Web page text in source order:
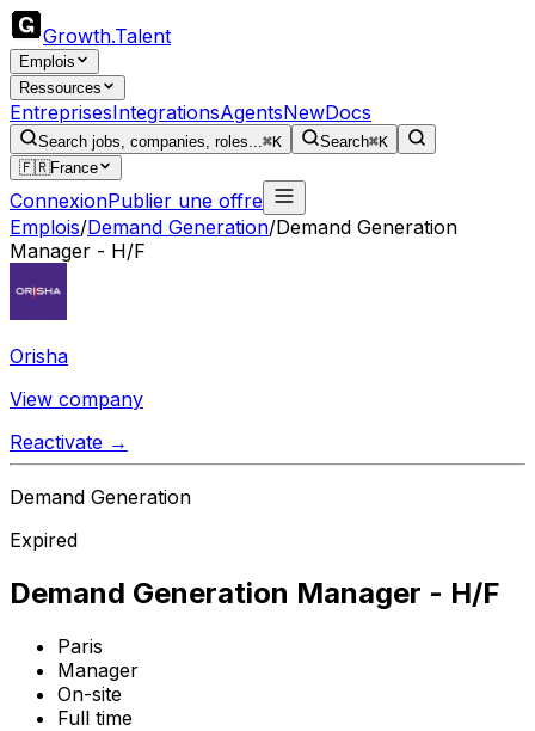
Growth.Talent
Emplois
Ressources
EntreprisesIntegrationsAgentsNewDocs
Search jobs, companies, roles...⌘K Search⌘K
🇫🇷France
ConnexionPublier une offre
Emplois/Demand Generation/Demand Generation
Manager - H/F
Orisha
View company
Reactivate →
Demand Generation
Expired
Demand Generation Manager - H/F
Paris
Manager
On-site
Full time